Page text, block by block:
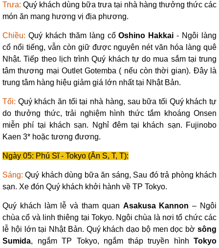
Trưa: Quý khách dùng bữa trưa tại nhà hàng thưởng thức các
món ăn mang hương vị địa phương.
Chiều: Quý khách thăm làng cổOshino Hakkai - Ngôi làng
cổ nổi tiếng, vẫn còn giữ được nguyên nét văn hóa làng quê
Nhật. Tiếp theo lịch trình Quý khách tự do mua sắm tại trung
tâm thương mại Outlet Gotemba ( nếu còn thời gian). Đây là
trung tâm hàng hiệu giảm giá lớn nhất tại Nhật Bản.
Tối: Quý khách ăn tối tại nhà hàng, sau bữa tối Quý khách tự
do thưởng thức, trải nghiệm hình thức tắm khoáng Onsen
miễn phí tại khách sạn. Nghỉ đêm tại khách sạn. Fujinobo
Kaen 3* hoặc tương đương.
Ngày 05: Phú Sĩ - Tokyo (Ăn S, T, T):
Sáng:Quý khách dùng bữa ăn sáng, Sau đó trả phòng khách
sạn. Xe đón Quý khách khởi hành về TP Tokyo.
Quý khách làm lễ và tham quan Asakusa Kannon – Ngôi
chùa cổ và linh thiêng tại Tokyo. Ngôi chùa là nơi tổ chức các
lễ hội lớn tại Nhật Bản. Quý khách dạo bộ men dọc bờ sông
Sumida, ngắm TP Tokyo, ngắm tháp truyền hình Tokyo